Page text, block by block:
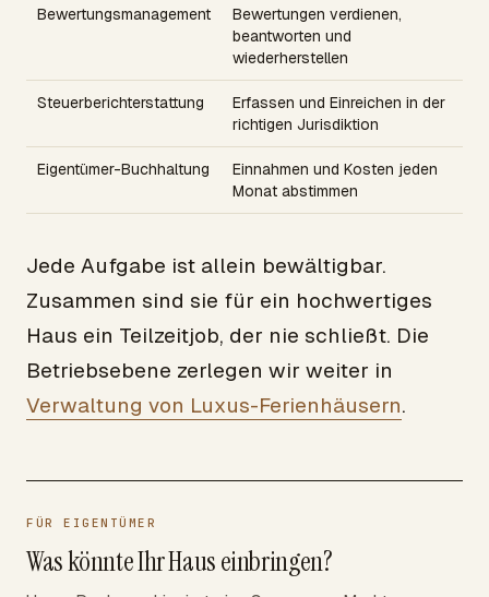
Bewertungsmanagement
Bewertungen verdienen,
beantworten und
wiederherstellen
Steuerberichterstattung
Erfassen und Einreichen in der
richtigen Jurisdiktion
Eigentümer-Buchhaltung
Einnahmen und Kosten jeden
Monat abstimmen
Jede Aufgabe ist allein bewältigbar.
Zusammen sind sie für ein hochwertiges
Haus ein Teilzeitjob, der nie schließt. Die
Betriebsebene zerlegen wir weiter in
Verwaltung von Luxus-Ferienhäusern.
FÜR EIGENTÜMER
Was könnte Ihr Haus einbringen?